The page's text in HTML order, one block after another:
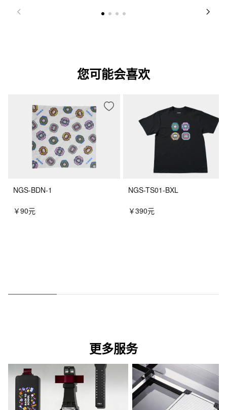
您可能会喜欢
NGS-BDN-1
￥90元
NGS-TS01-BXL
￥390元
更多服务